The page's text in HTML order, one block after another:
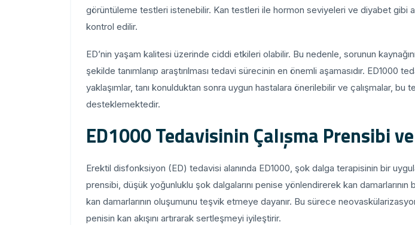
görüntüleme testleri istenebilir. Kan testleri ile hormon seviyeleri ve diyabet gibi
kontrol edilir.
ED’nin yaşam kalitesi üzerinde ciddi etkileri olabilir. Bu nedenle, sorunun
şekilde tanımlanıp araştırılması tedavi sürecinin en önemli aşamasıdır. ED1000
yaklaşımlar, tanı konulduktan sonra uygun hastalara önerilebilir ve çalışmalar, bu
desteklemektedir.
ED1000 Tedavisinin Çalışma Prensibi
Erektil disfonksiyon (ED) tedavisi alanında ED1000, şok dalga terapisinin bir
prensibi, düşük yoğunluklu şok dalgalarını penise yönlendirerek kan damarlarının
kan damarlarının oluşumunu teşvik etmeye dayanır. Bu sürece
penisin kan akışını artırarak sertleşmeyi iyileştirir.